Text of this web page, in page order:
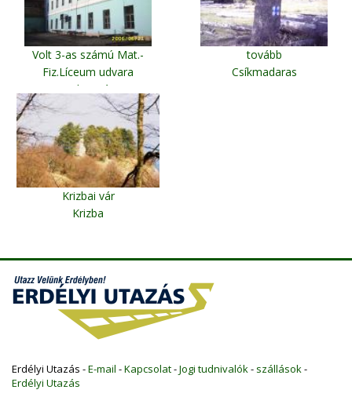
Volt 3-as számú Mat.-
Fiz.Líceum udvara
Kolozsvár
tovább
Csíkmadaras
Krizbai vár
Krizba
Erdélyi Utazás -E-mail -Kapcsolat-Jogi tudnivalók - szállások -
Erdélyi Utazás